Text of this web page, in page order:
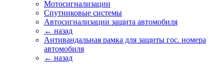
Мотосигнализации
Спутниковые системы
Автосигнализации защита автомобиля
← назад
Антивандальная рамка для защиты гос. номера
автомобиля
← назад